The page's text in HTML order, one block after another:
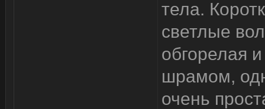
тела.
светлые
обгорелая
шрамом,
очень